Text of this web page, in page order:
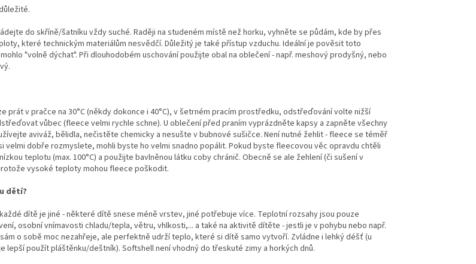
do skříně/šatníku vždy suché. Raději na studeném místě než horku, vyhněte se půdám, kde by přes
které technickým materiálům nesvědčí. Důležitý je také přístup vzduchu. Ideální je pověsit toto
"volně dýchat". Při dlouhodobém uschování použijte obal na oblečení - např. meshový prodyšný, nebo
prát v pračce na 30°C (někdy dokonce i 40°C), v šetrném pracím prostředku, odstřeďování volte nižší
vůbec (fleece velmi rychle schne). U oblečení před praním vyprázdněte kapsy a zapněte všechny
aviváž, bělidla, nečistěte chemicky a nesušte v bubnové sušičce. Není nutné žehlit - fleece se téměř
velmi dobře rozmyslete, mohli byste ho velmi snadno popálit. Pokud byste fleecovou věc opravdu chtěli
teplotu (max. 100°C) a použijte bavlněnou látku coby chránič. Obecně se ale žehlení (či sušení v
vysoké teploty mohou fleece poškodit.
dětí?
dítě je jiné - některé dítě snese méně vrstev, jiné potřebuje více. Teplotní rozsahy jsou pouze
osobní vnímavosti chladu/tepla, větru, vhlkosti,... a také na aktivitě dítěte - jestli je v pohybu nebo např.
o sobě moc nezahřeje, ale perfektně udrží teplo, které si dítě samo vytvoří. Zvládne i lehký déšť (u
lepší použít pláštěnku/deštník). Softshell není vhodný do třeskuté zimy a horkých dnů.